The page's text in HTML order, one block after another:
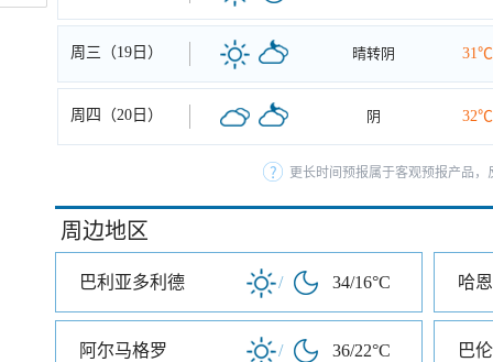
周三（19日） 晴转阴 31℃
周四（20日） 阴 32℃
更长时间预报属于客观预报产品
周边地区
巴利亚多利德 / 34/16°C 哈恩
阿尔马格罗 / 36/22°C 巴